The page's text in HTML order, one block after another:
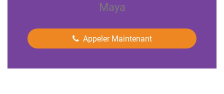
Maya
Appeler Maintenant